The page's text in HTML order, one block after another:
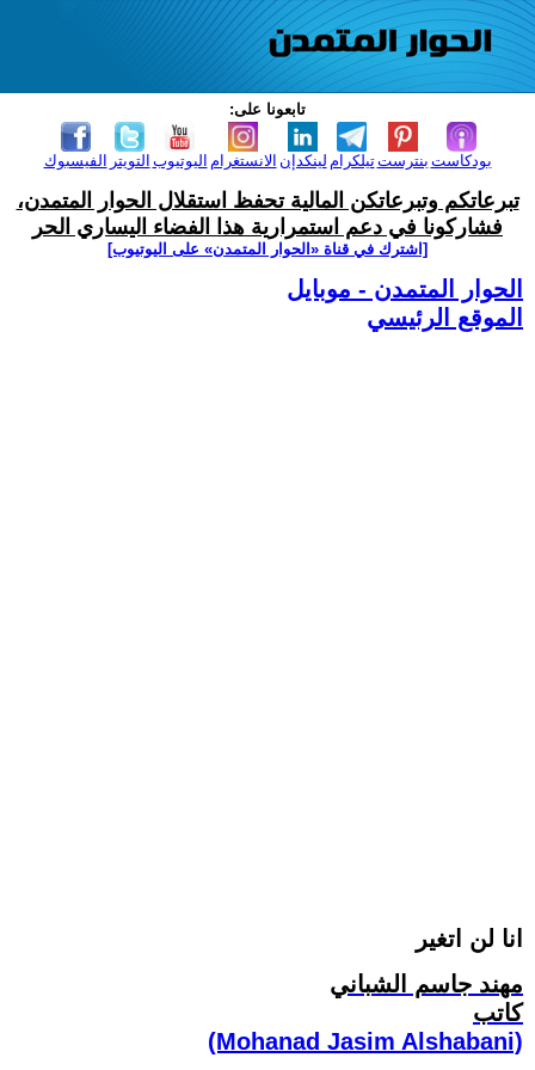
تابعونا على:
الفيسبوك التويتر اليوتيوب الانستغرام لينكدإن تيلكرامبنترست بودكاست
تبرعاتكم وتبرعاتكن المالية تحفظ استقلال الحوار المتمدن،
فشاركونا في دعم استمرارية هذا الفضاء اليساري الحر
[اشترك في قناة ‫«الحوار المتمدن» على اليوتيوب]
الحوار المتمدن - موبايل
الموقع الرئيسي
انا لن اتغير
مهند جاسم الشباني
كاتب
(Mohanad Jasim Alshabani)